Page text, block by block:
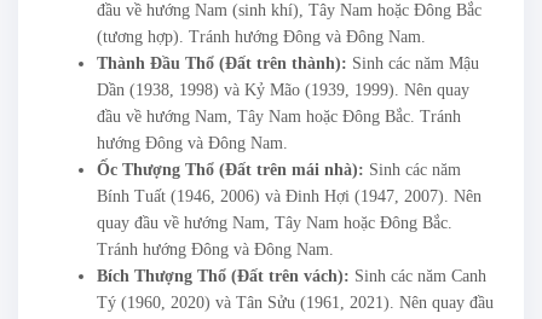
đầu về hướng Nam (sinh khí), Tây Nam hoặc Đông Bắc
(tương hợp). Tránh hướng Đông và Đông Nam.
Thành Đầu Thổ (Đất trên thành): Sinh các năm Mậu
Dần (1938, 1998) và Kỷ Mão (1939, 1999). Nên quay
đầu về hướng Nam, Tây Nam hoặc Đông Bắc. Tránh
hướng Đông và Đông Nam.
Ốc Thượng Thổ (Đất trên mái nhà): Sinh các năm
Bính Tuất (1946, 2006) và Đinh Hợi (1947, 2007). Nên
quay đầu về hướng Nam, Tây Nam hoặc Đông Bắc.
Tránh hướng Đông và Đông Nam.
Bích Thượng Thổ (Đất trên vách): Sinh các năm Canh
Tý (1960, 2020) và Tân Sửu (1961, 2021). Nên quay đầu